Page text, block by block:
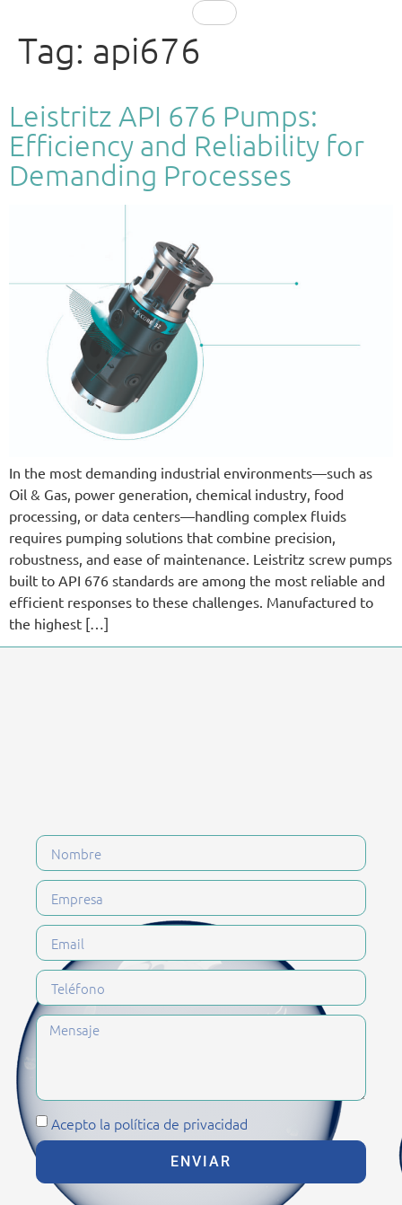
Tag: api676
Leistritz API 676 Pumps:
Efficiency and Reliability for
Demanding Processes
In the most demanding industrial environments—such as
Oil & Gas, power generation, chemical industry, food
processing, or data centers—handling complex fluids
requires pumping solutions that combine precision,
robustness, and ease of maintenance. Leistritz screw pumps
built to API 676 standards are among the most reliable and
efficient responses to these challenges. Manufactured to
the highest […]
Acepto la política de privacidad
ENVIAR